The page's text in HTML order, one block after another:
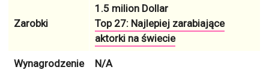
Zarobki
1.5 milion Dollar
Top 27: Najlepiej zarabiające
aktorki na świecie
Wynagrodzenie N/A